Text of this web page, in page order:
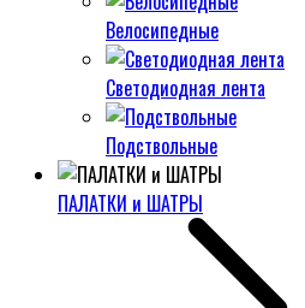
Велосипедные
Светодиодная лента
Подствольные
ПАЛАТКИ и ШАТРЫ